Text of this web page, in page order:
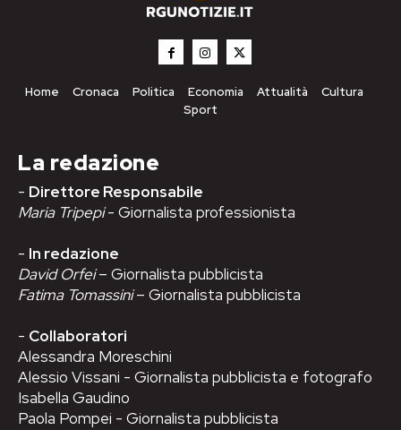
Home Cronaca Politica Economia Attualità
Cultura
Sport
La redazione
- Direttore Responsabile
Maria Tripepi- Giornalista professionista
- In redazione
David Orfei– Giornalista pubblicista
Fatima Tomassini– Giornalista pubblicista
- Collaboratori
Alessandra Moreschini
Alessio Vissani - Giornalista pubblicista e fotografo
Isabella Gaudino
Paola Pompei - Giornalista pubblicista